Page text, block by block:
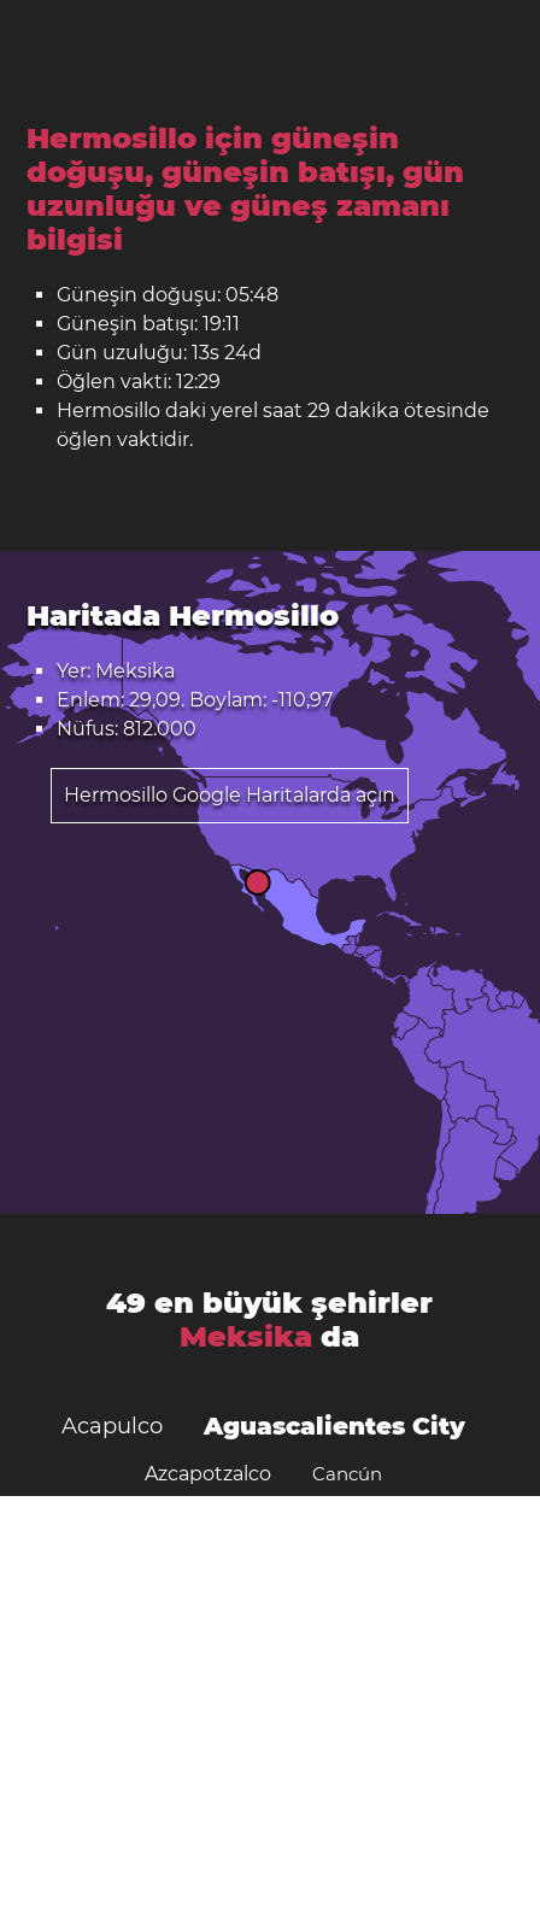
Hermosillo için güneşin
doğuşu, güneşin batışı, gün
uzunluğu ve güneş zamanı
bilgisi
Güneşin doğuşu: 05:48
Güneşin batışı: 19:11
Gün uzuluğu: 13s 24d
Öğlen vakti: 12:29
Hermosillo daki yerel saat 29 dakika ötesinde
öğlen vaktidir.
Haritada Hermosillo
Yer: Meksika
Enlem: 29,09. Boylam: -110,97
Nüfus: 812.000
Hermosillo Google Haritalarda açın
49 en büyük şehirler
Meksika da
Acapulco Aguascalientes City
Azcapotzalco Cancún